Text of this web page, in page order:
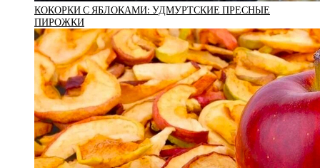
КОКОРКИ С ЯБЛОКАМИ: УДМУРТСКИЕ ПРЕСНЫЕ
ПИРОЖКИ